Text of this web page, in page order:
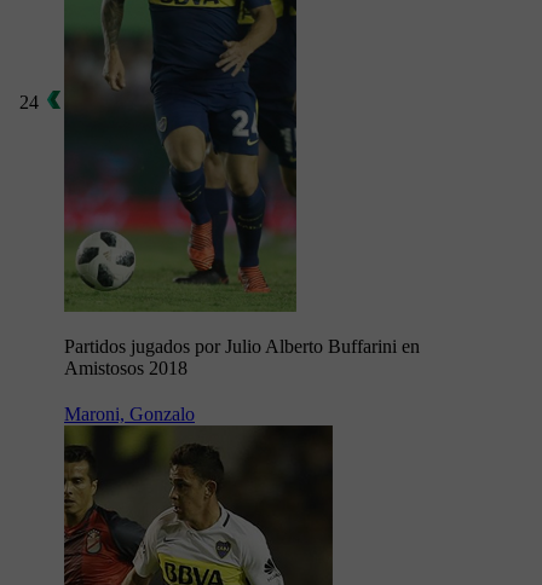
24
Partidos jugados por Julio Alberto Buffarini en
Amistosos 2018
Maroni, Gonzalo